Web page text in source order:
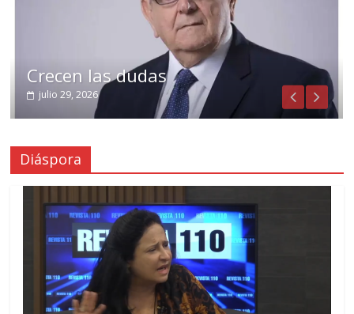
Crecen las dudas
julio 29, 2026
Diáspora